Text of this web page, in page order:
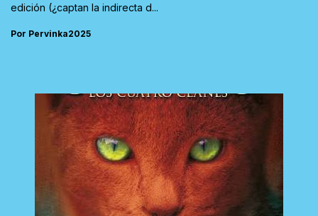
edición (¿captan la indirecta d...
Por Pervinka2025